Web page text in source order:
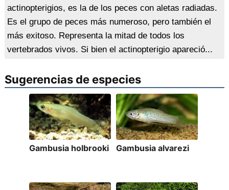
actinopterigios, es la de los peces con aletas radiadas.
Es el grupo de peces más numeroso, pero también el
más exitoso. Representa la mitad de todos los
vertebrados vivos. Si bien el actinopterigio apareció...
Sugerencias de especies
Gambusia holbrooki Gambusia alvarezi